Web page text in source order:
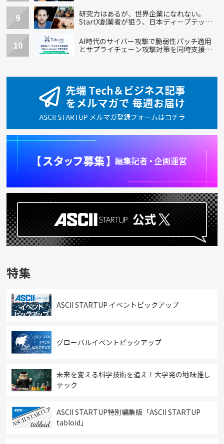
9
研究力はあるが、世界企業になれない。
StartX創業者が狙う、日本ディープテック
10
AI時代のサイバー攻撃で脆弱性パッチ適用
とサプライチェーン攻撃対策を同時支援す
特集
ASCII STARTUP イベントピックアップ
グローバルイベントピックアップ
未来を変える科学技術を追え！大学発の地味推し
テック
ASCII STARTUP特別編集版「ASCII STARTUP
tabloid」